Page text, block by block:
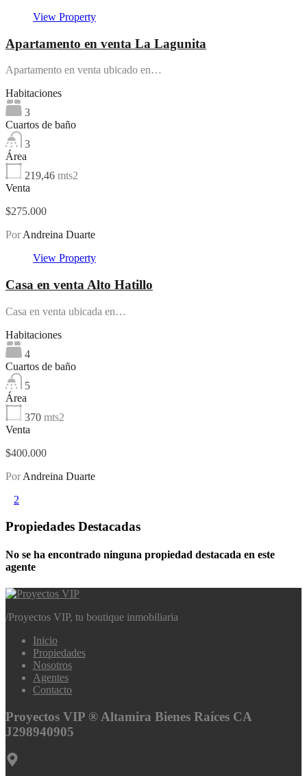
View Property
Apartamento en venta La Lagunita
Apartamento en venta ubicado en…
Habitaciones
3
Cuartos de baño
3
Área
219,46 mts2
Venta
$275.000
Por Andreina Duarte
View Property
Casa en venta Alto Hatillo
Casa en venta ubicada en…
Habitaciones
4
Cuartos de baño
5
Área
370 mts2
Venta
$400.000
Por Andreina Duarte
2
Propiedades Destacadas
No se ha encontrado ninguna propiedad destacada en este
agente
/Proyectos VIP, tu boutique inmobiliaria
Inicio
Propiedades
Nosotros
Agentes
Contacto
Proyectos VIP ®️ Altamira Bienes Raíces CA
J298940905